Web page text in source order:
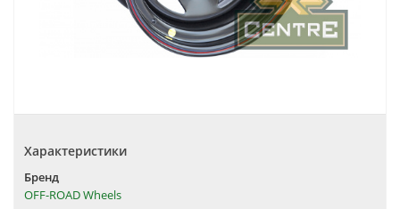
Характеристики
Бренд
OFF-ROAD Wheels